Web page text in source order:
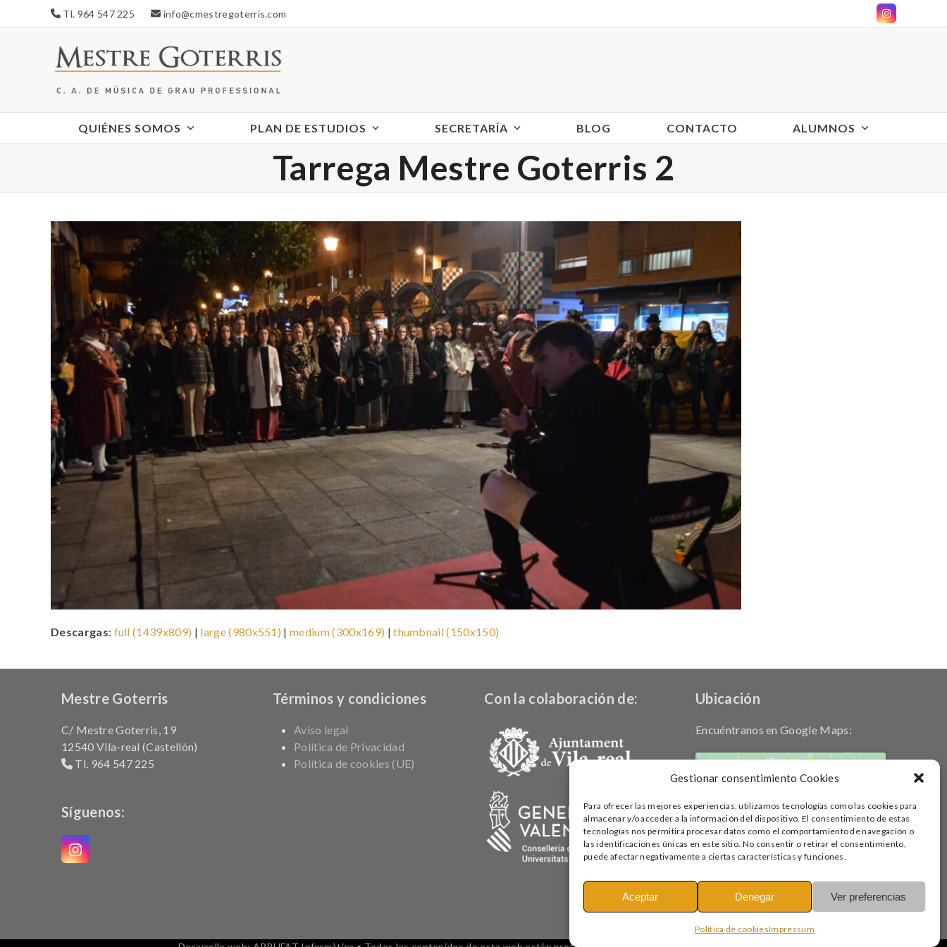
Gestionar consentimiento Cookies
Para ofrecer las mejores experiencias, utilizamos tecnologías como las cookies para
almacenar y/o acceder a la información del dispositivo. El consentimiento de estas
tecnologías nos permitirá procesar datos como el comportamiento de navegación o
las identificaciones únicas en este sitio. No consentir o retirar el consentimiento,
puede afectar negativamente a ciertas características y funciones.
Aceptar Denegar Ver preferencias
Política de cookiesImpressum
to
Tl. 964 547 225 info@cmestregoterris.com Instagram
QUIÉNES SOMOS PLAN DE ESTUDIOS SECRETARÍA BLOG CONTACTO ALUMNOS
Tarrega Mestre Goterris 2
Descargas: full (1439x809) | large (980x551) |medium (300x169) |thumbnail (150x150)
Mestre Goterris
C/ Mestre Goterris, 19
12540 Vila-real (Castellón)
Tl. 964 547 225
Síguenos:
Instagram
Términos y condiciones
Aviso legal
Política de Privacidad
Política de cookies (UE)
Con la colaboración de: Ubicación
Encuéntranos en Google Maps:
Haz clic para aceptar cookies de
marketing y permitir este contenido